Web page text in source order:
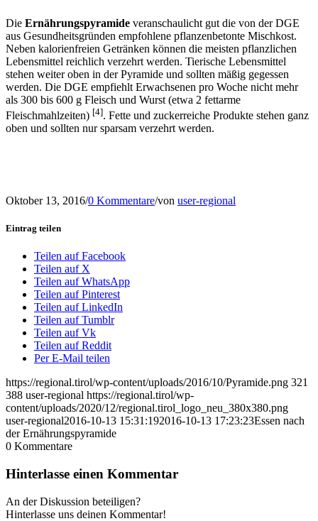
Die Ernährungspyramide veranschaulicht gut die von der DGE
aus Gesundheitsgründen empfohlene pflanzenbetonte Mischkost.
Neben kalorienfreien Getränken können die meisten pflanzlichen
Lebensmittel reichlich verzehrt werden. Tierische Lebensmittel
stehen weiter oben in der Pyramide und sollten mäßig gegessen
werden. Die DGE empfiehlt Erwachsenen pro Woche nicht mehr
als 300 bis 600 g Fleisch und Wurst (etwa 2 fettarme
Fleischmahlzeiten) [4]. Fette und zuckerreiche Produkte stehen ganz
oben und sollten nur sparsam verzehrt werden.
Oktober 13, 2016/0 Kommentare/von user-regional
Eintrag teilen
Teilen auf Facebook
Teilen auf X
Teilen auf WhatsApp
Teilen auf Pinterest
Teilen auf LinkedIn
Teilen auf Tumblr
Teilen auf Vk
Teilen auf Reddit
Per E-Mail teilen
https://regional.tirol/wp-content/uploads/2016/10/Pyramide.png 321
388 user-regional https://regional.tirol/wp-
content/uploads/2020/12/regional.tirol_logo_neu_380x380.png
user-regional2016-10-13 15:31:192016-10-13 17:23:23Essen nach
der Ernährungspyramide
0 Kommentare
Hinterlasse einen Kommentar
An der Diskussion beteiligen?
Hinterlasse uns deinen Kommentar!